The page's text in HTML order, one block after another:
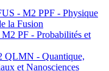
- M2 PPF - Physique
la Fusion
PF - Probabilités et
- Quantique,
et Nanosciences